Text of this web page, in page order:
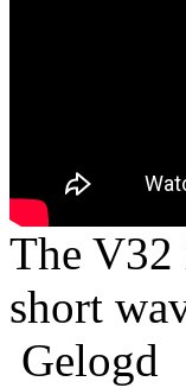
The V32
short
Gelogd